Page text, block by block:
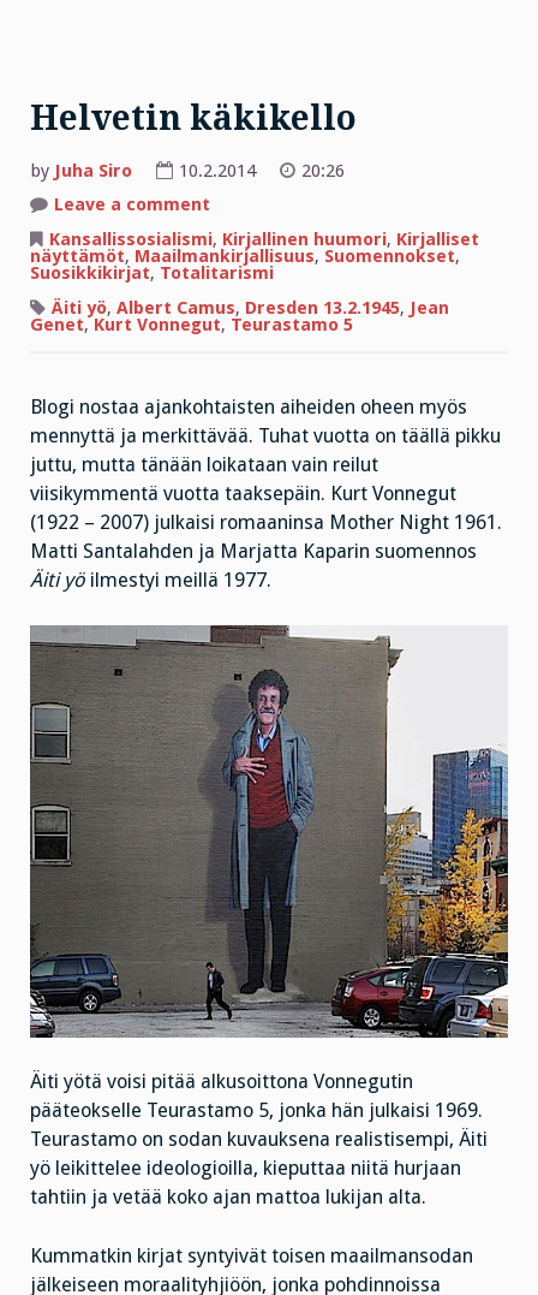
Helvetin käkikello
by Juha Siro 10.2.2014
20:26
Leave a comment
käkikello
Kansallissosialismi, Kirjallinen huumori, Kirjalliset
näyttämöt, Maailmankirjallisuus, Suomennokset,
Suosikkikirjat, Totalitarismi
Äiti yö, Albert Camus, Dresden 13.2.1945, Jean
Genet,Kurt Vonnegut, Teurastamo 5
Blogi nostaa ajankohtaisten aiheiden oheen myös
mennyttä ja merkittävää. Tuhat vuotta on täällä pikku
juttu, mutta tänään loikataan vain reilut
viisikymmentä vuotta taaksepäin. Kurt Vonnegut
(1922 – 2007) julkaisi romaaninsa Mother Night 1961.
Matti Santalahden ja Marjatta Kaparin suomennos
Äiti yö ilmestyi meillä 1977.
Äiti yötä voisi pitää alkusoittona Vonnegutin
pääteokselle Teurastamo 5, jonka hän julkaisi 1969.
Teurastamo on sodan kuvauksena realistisempi, Äiti
yö leikittelee ideologioilla, kieputtaa niitä hurjaan
tahtiin ja vetää koko ajan mattoa lukijan alta.
Kummatkin kirjat syntyivät toisen maailmansodan
jälkeiseen moraalityhjiöön, jonka pohdinnoissa